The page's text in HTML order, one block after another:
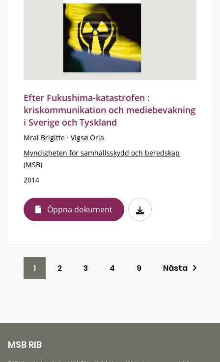
Efter Fukushima-katastrofen :
kriskommunikation och mediebevakning
i Sverige och Tyskland
Mral Brigitte · Vigsø Orla
Myndigheten för samhällsskydd och beredskap
(MSB)
2014
Öppna dokument
1 2 3 4 9 Nästa
MSB RIB